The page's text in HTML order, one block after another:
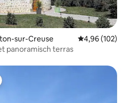
sur-Creuse Gemiddelde
4,96 (102)
panoramisch terras